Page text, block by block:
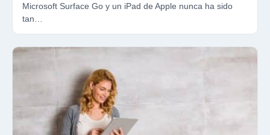
Microsoft Surface Go y un iPad de Apple nunca ha sido
tan…